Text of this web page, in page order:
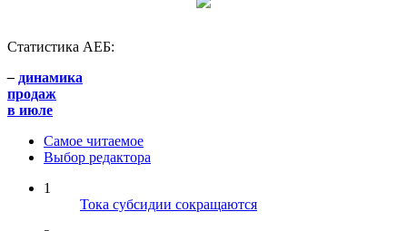
Статистика АЕБ:
– динамика
продаж
в июле
Самое читаемое
Выбор редактора
1
Тока субсидии сокращаются